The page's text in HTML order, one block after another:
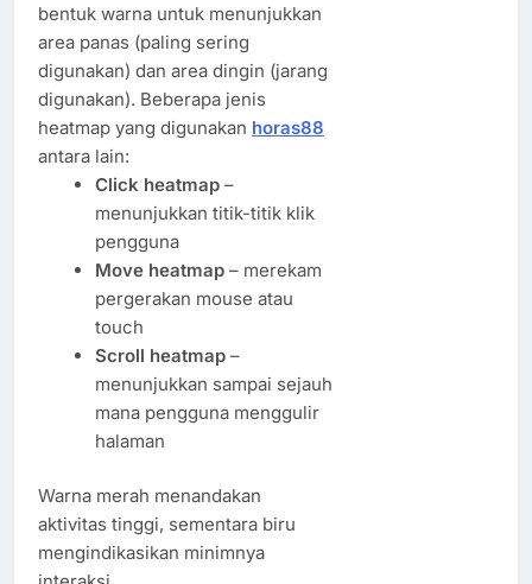
bentuk warna untuk menunjukkan
area panas (paling sering
digunakan) dan area dingin (jarang
digunakan). Beberapa jenis
heatmap yang digunakan horas88
antara lain:
Click heatmap–
menunjukkan titik-titik klik
pengguna
Move heatmap– merekam
pergerakan mouse atau
touch
Scroll heatmap–
menunjukkan sampai sejauh
mana pengguna menggulir
halaman
Warna merah menandakan
aktivitas tinggi, sementara biru
mengindikasikan minimnya